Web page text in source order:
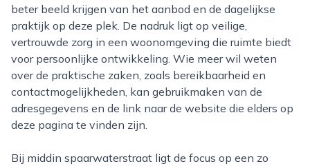
beter beeld krijgen van het aanbod en de dagelijkse
praktijk op deze plek. De nadruk ligt op veilige,
vertrouwde zorg in een woonomgeving die ruimte biedt
voor persoonlijke ontwikkeling. Wie meer wil weten
over de praktische zaken, zoals bereikbaarheid en
contactmogelijkheden, kan gebruikmaken van de
adresgegevens en de link naar de website die elders op
deze pagina te vinden zijn.
Bij middin spaarwaterstraat ligt de focus op een zo